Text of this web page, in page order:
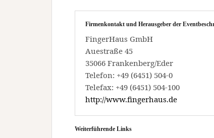
Firmenkontakt und Herausgeber der
FingerHaus GmbH
Auestraße 45
35066 Frankenberg/Eder
Telefon: +49 (6451) 504-0
Telefax: +49 (6451) 504-100
http://www.fingerhaus.de
Weiterführende Links